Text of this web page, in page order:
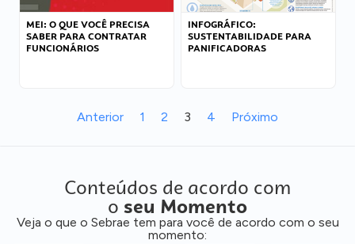
MEI: O QUE VOCÊ PRECISA
SABER PARA CONTRATAR
FUNCIONÁRIOS
INFOGRÁFICO:
SUSTENTABILIDADE PARA
PANIFICADORAS
Anterior 1 2 3 4 Próximo
Conteúdos de acordo com
o seu Momento
Veja o que o Sebrae tem para você de acordo com o seu
momento: